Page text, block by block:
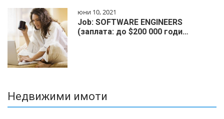
юни 10, 2021
Job: SOFTWARE ENGINEERS
(заплата: до $200 000 годи…
Недвижими имоти